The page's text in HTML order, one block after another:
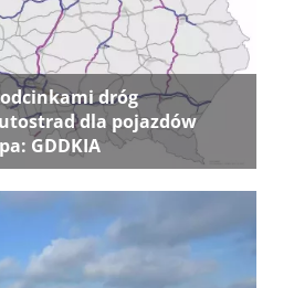
dróg
dla pojazdów
GDDKIA